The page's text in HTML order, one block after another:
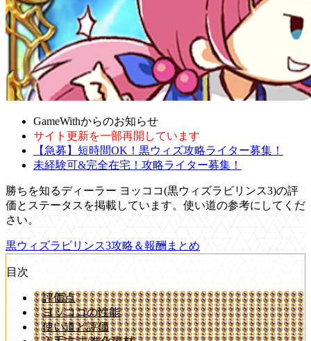
GameWithからのお知らせ
サイト更新を一部再開しています
【急募】短時間OK！黒ウィズ攻略ライター募集！
未経験可&完全在宅！攻略ライター募集！
勝ちを知るディーラー ヨッココ(黒ウィズラビリンス3)の評
価とステータスを掲載しています。使い道の参考にしてくだ
さい。
黒ウィズラビリンス3攻略＆報酬まとめ
目次
評価点
ヨッココの性能
使い道と評価